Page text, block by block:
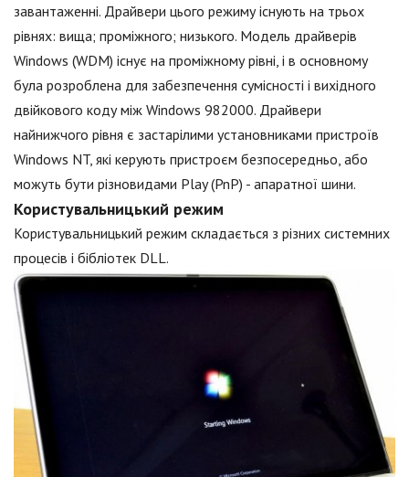
завантаженні. Драйвери цього режиму існують на трьох
рівнях: вища; проміжного; низького. Модель драйверів
Windows (WDM) існує на проміжному рівні, і в основному
була розроблена для забезпечення сумісності і вихідного
двійкового коду між Windows 982000. Драйвери
найнижчого рівня є застарілими установниками пристроїв
Windows NT, які керують пристроєм безпосередньо, або
можуть бути різновидами Play (PnP) - апаратної шини.
Користувальницький режим
Користувальницький режим складається з різних системних
процесів і бібліотек DLL.